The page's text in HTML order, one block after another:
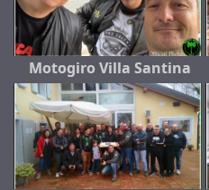
Motogiro Villa Santina